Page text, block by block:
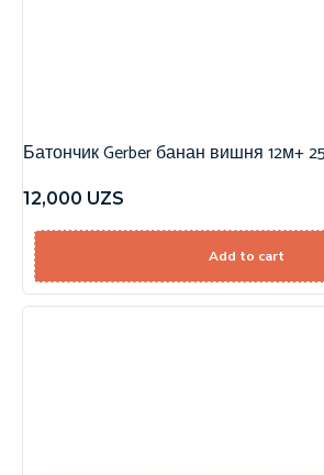
Батончик Gerber банан вишня 12м+
12,000 UZS
Add to cart